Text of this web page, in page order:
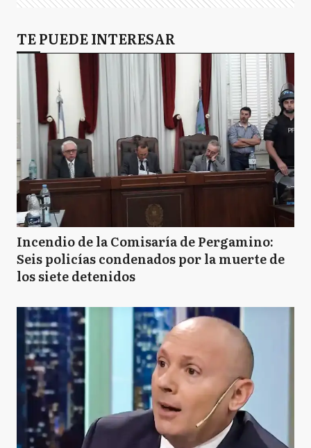
TE PUEDE INTERESAR
Incendio de la Comisaría de Pergamino:
Seis policías condenados por la muerte de
los siete detenidos